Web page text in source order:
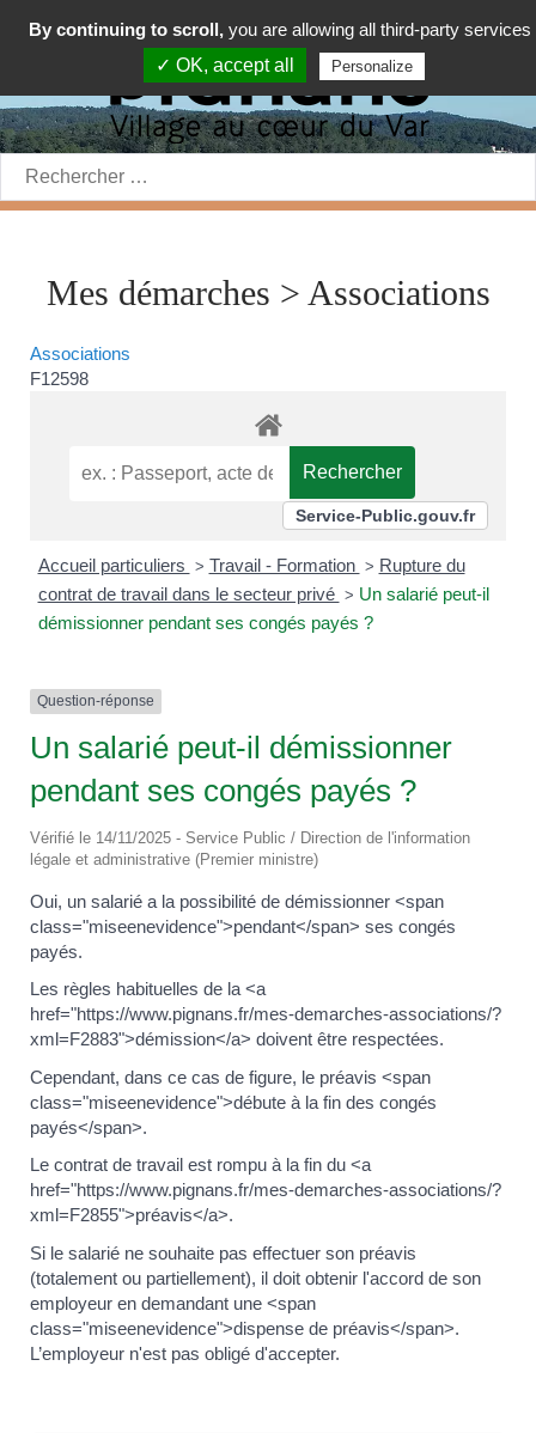
Rechercher:
Mes démarches > Associations
Associations
F12598
Service-Public.gouv.fr
Accueil particuliers > Travail - Formation > Rupture du
contrat de travail dans le secteur privé > Un salarié peut-il
démissionner pendant ses congés payés ?
Question-réponse
Un salarié peut-il démissionner
pendant ses congés payés ?
Vérifié le 14/11/2025 - Service Public / Direction de l'information
légale et administrative (Premier ministre)
Oui, un salarié a la possibilité de démissionner <span
class="miseenevidence">pendant</span> ses congés
payés.
Les règles habituelles de la <a
href="https://www.pignans.fr/mes-demarches-associations/?
xml=F2883">démission</a> doivent être respectées.
Cependant, dans ce cas de figure, le préavis <span
class="miseenevidence">débute à la fin des congés
payés</span>.
Le contrat de travail est rompu à la fin du <a
href="https://www.pignans.fr/mes-demarches-associations/?
xml=F2855">préavis</a>.
Si le salarié ne souhaite pas effectuer son préavis
(totalement ou partiellement), il doit obtenir l'accord de son
employeur en demandant une <span
class="miseenevidence">dispense de préavis</span>.
L’employeur n'est pas obligé d'accepter.
By continuing to scroll, you are allowing all third-party services
✓ OK, accept all
Personalize